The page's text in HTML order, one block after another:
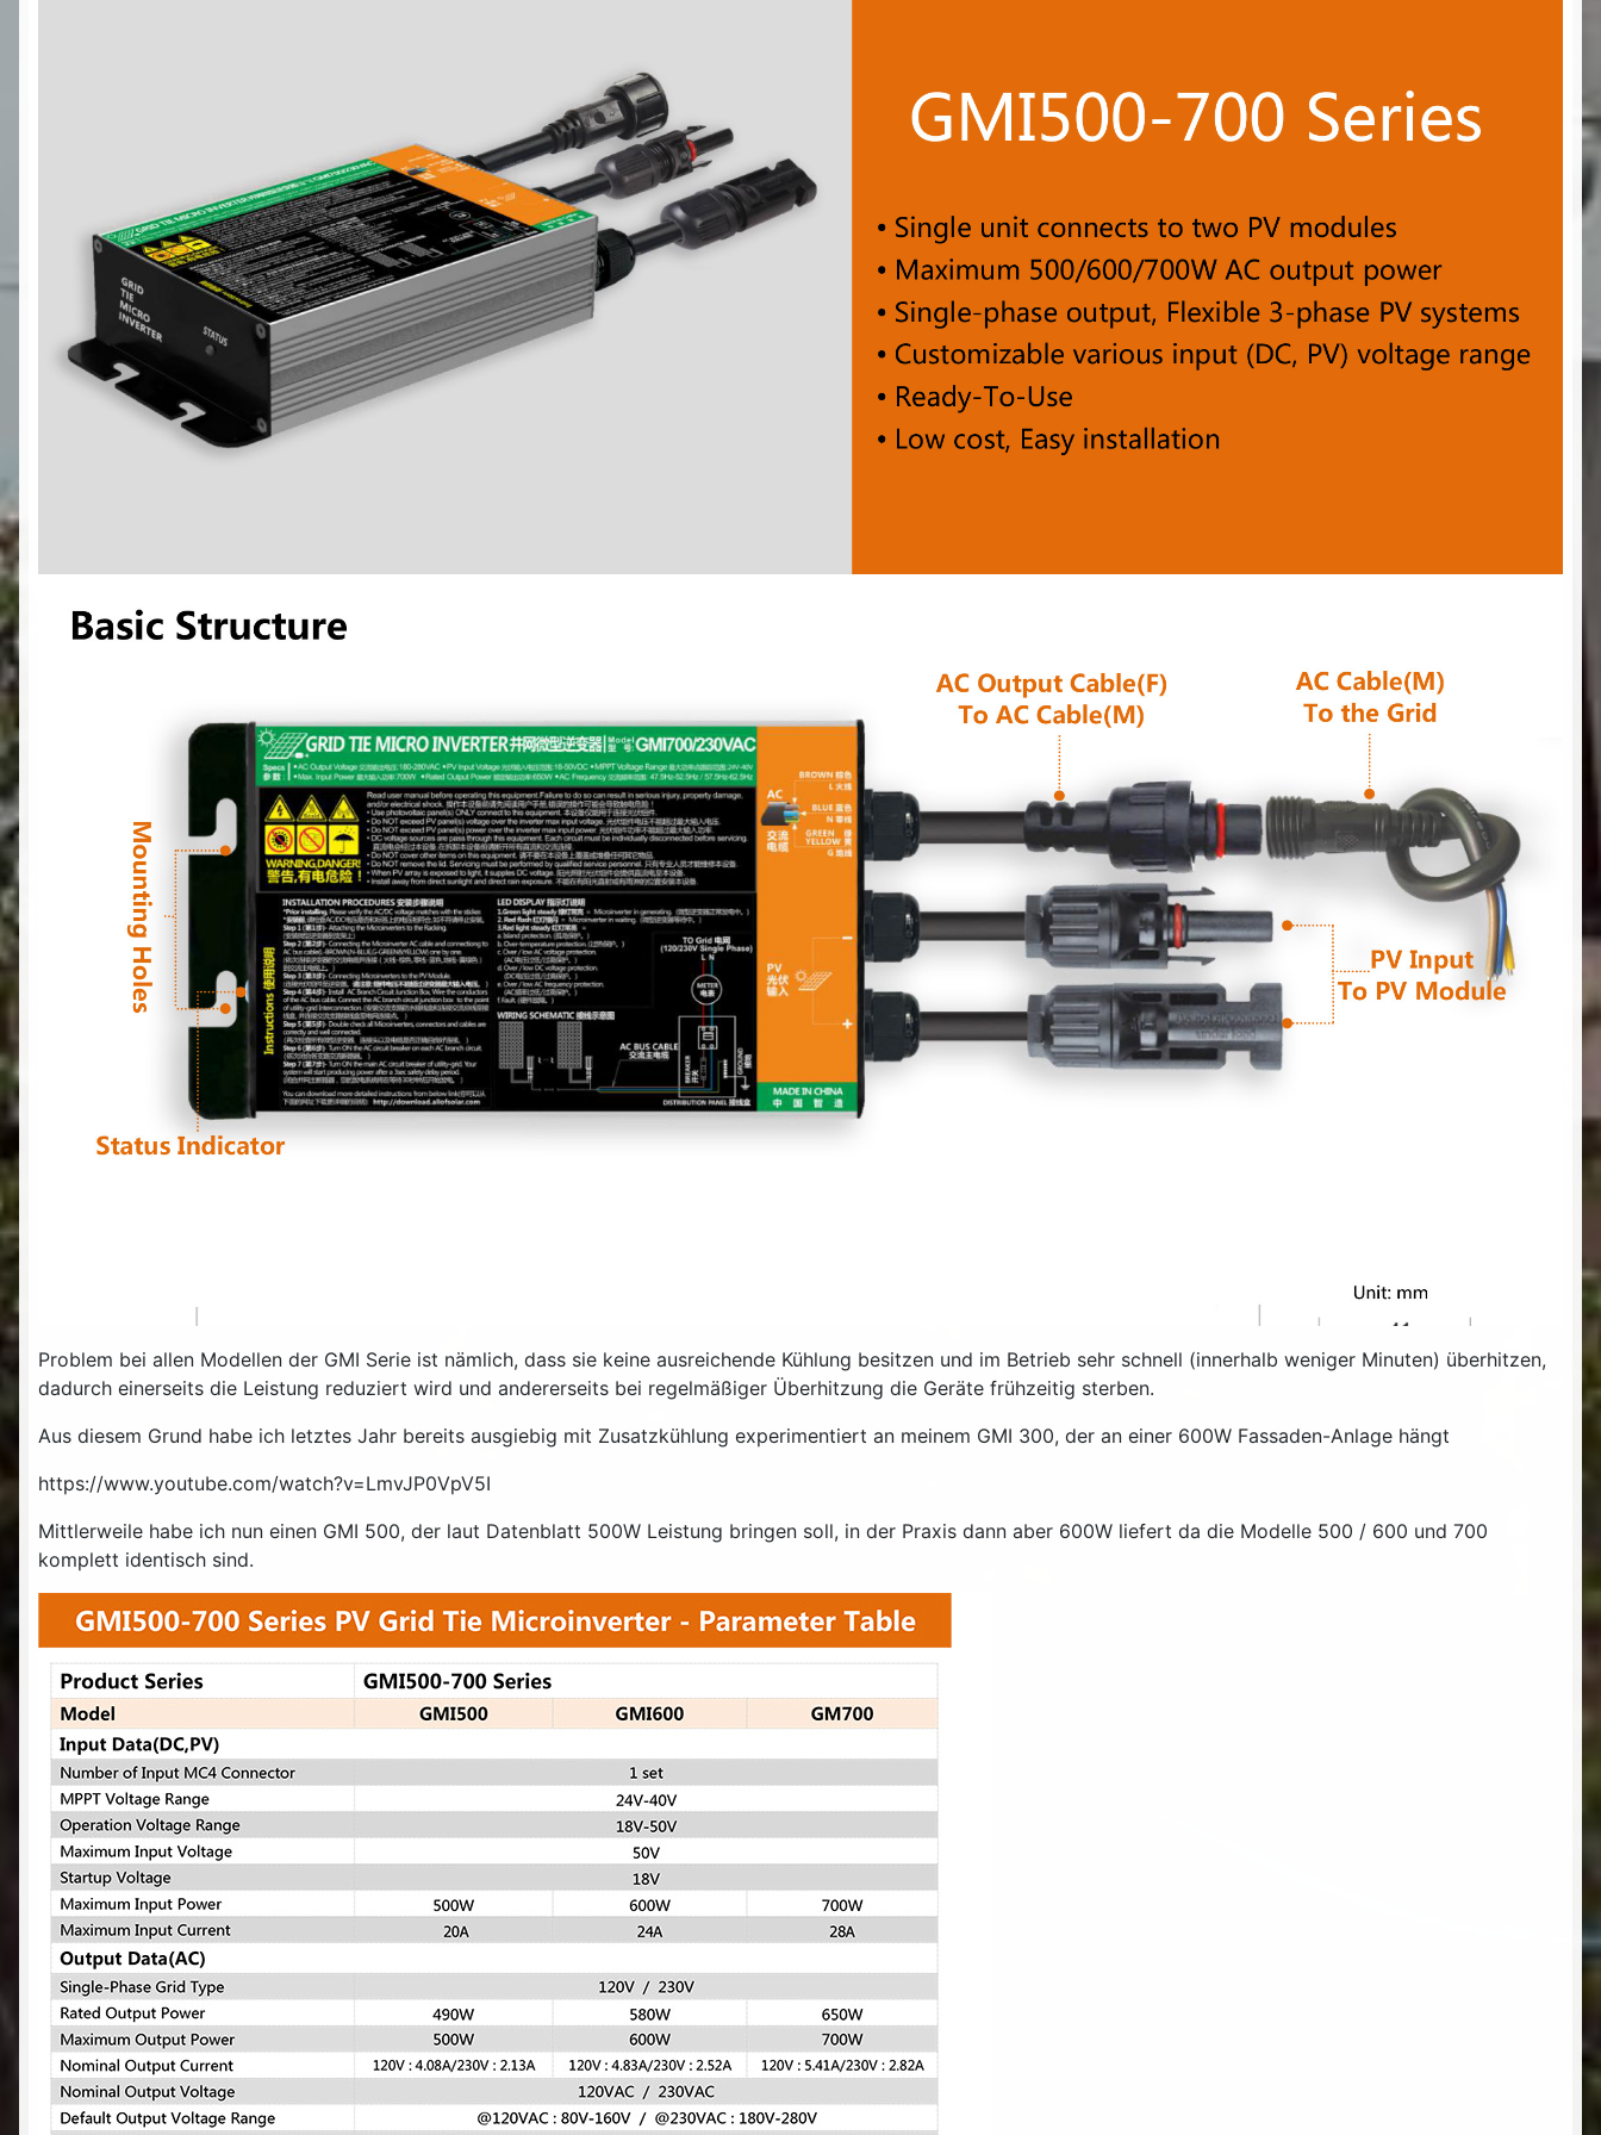
Problem bei allen Modellen der GMI Serie ist nämlich, dass sie keine ausreichende Kühlung besitzen und im Betrieb sehr schnell (innerhalb weniger Minuten) überhitzen,
dadurch einerseits die Leistung reduziert wird und andererseits bei regelmäßiger Überhitzung die Geräte frühzeitig sterben.
Aus diesem Grund habe ich letztes Jahr bereits ausgiebig mit Zusatzkühlung experimentiert an meinem GMI 300, der an einer 600W Fassaden-Anlage hängt
https://www.youtube.com/watch?v=LmvJP0VpV5I
Mittlerweile habe ich nun einen GMI 500, der laut Datenblatt 500W Leistung bringen soll, in der Praxis dann aber 600W liefert da die Modelle 500 / 600 und 700
komplett identisch sind.